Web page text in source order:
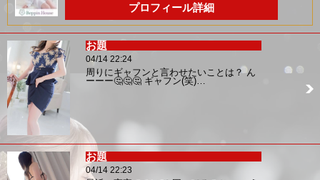
プロフィール詳細
お題
04/14 22:24
周りにギャフンと言わせたいことは？ ん
ーーー🤔🤔🤔 ギャフン(笑)…
お題
04/14 22:23